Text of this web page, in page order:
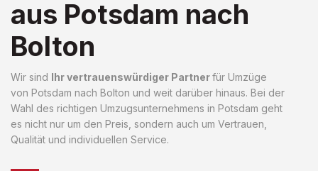
aus Potsdam nach
Bolton
Wir sind Ihr vertrauenswürdiger Partnerfür Umzüge
von Potsdam nach Bolton und weit darüber hinaus. Bei der
Wahl des richtigen Umzugsunternehmens in Potsdam geht
es nicht nur um den Preis, sondern auch um Vertrauen,
Qualität und individuellen Service.